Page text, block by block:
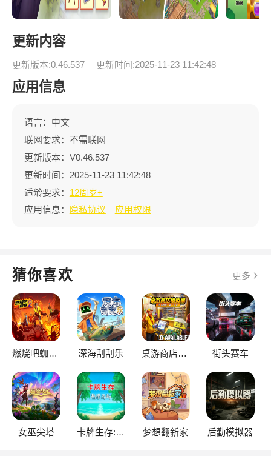
更新内容
更新版本:0.46.537 更新时间:2025-11-23 11:42:48
应用信息
语言：中文
联网要求：不需联网
更新版本：V0.46.537
更新时间：2025-11-23 11:42:48
适龄要求： 12周岁+
应用信息：
隐私协议 应用权限
猜你喜欢 更多
燃烧吧蜘蛛2 深海刮刮乐 桌游商店模拟器 街头赛车
女巫尖塔 卡牌生存:热带岛屿 梦想翻新家 后勤模拟器